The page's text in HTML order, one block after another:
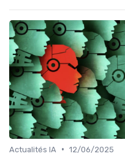
Actualités IA • 12/06/2025